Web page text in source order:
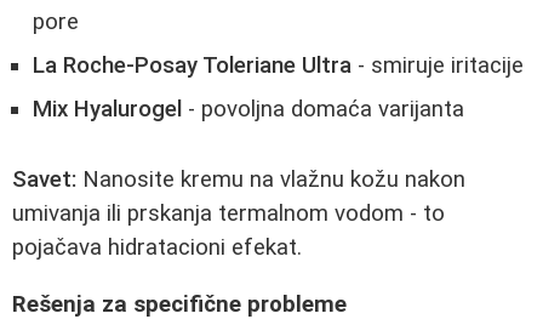
pore
La Roche-Posay Toleriane Ultra - smiruje iritacije
Mix Hyalurogel - povoljna domaća varijanta
Savet: Nanosite kremu na vlažnu kožu nakon
umivanja ili prskanja termalnom vodom - to
pojačava hidratacioni efekat.
Rešenja za specifične probleme